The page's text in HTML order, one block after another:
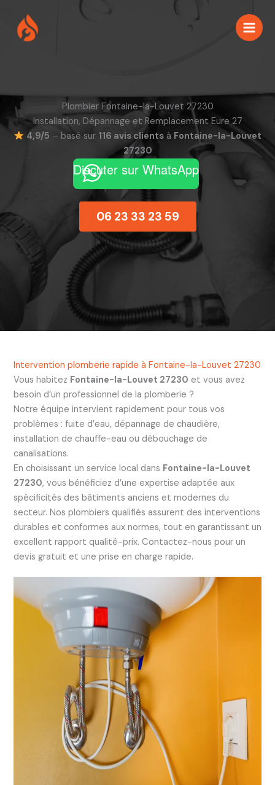
contenu
Plombier Fontaine-la-Louvet 27230
Installation, Dépannage et Remplacement Eure 27
4,9/5 – basé sur 116 avis clientsà Fontaine-la-Louvet
27230
Discuter sur WhatsApp
06 23 33 23 59
Intervention plomberie rapide à Fontaine-la-Louvet 27230
Vous habitez Fontaine-la-Louvet 27230 et vous avez
besoin d’un professionnel de la plomberie ?
Notre équipe intervient rapidement pour tous vos
problèmes : fuite d’eau, dépannage de chaudière,
installation de chauffe-eau ou débouchage de
canalisations.
En choisissant un service local dans Fontaine-la-Louvet
27230, vous bénéficiez d’une expertise adaptée aux
spécificités des bâtiments anciens et modernes du
secteur. Nos plombiers qualifiés assurent des interventions
durables et conformes aux normes, tout en garantissant un
excellent rapport qualité-prix. Contactez-nous pour un
devis gratuit et une prise en charge rapide.